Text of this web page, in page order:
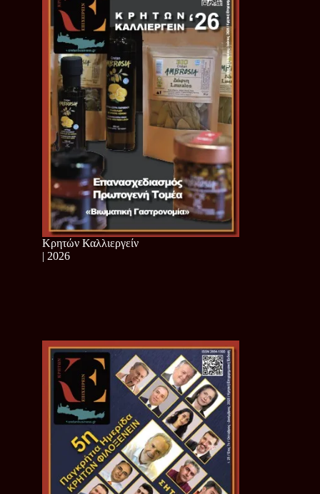
Κρητών Καλλιεργείν
| 2026